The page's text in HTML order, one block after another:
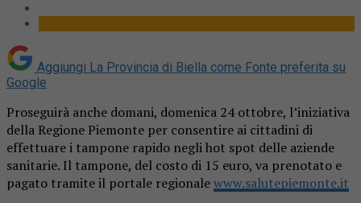
Aggiungi La Provincia di Biella come Fonte preferita su
Google
Proseguirà anche domani, domenica 24 ottobre, l’iniziativa
della Regione Piemonte per consentire ai cittadini di
effettuare i tampone rapido negli hot spot delle aziende
sanitarie. Il tampone, del costo di 15 euro, va prenotato e
pagato tramite il portale regionalewww.salutepiemonte.it